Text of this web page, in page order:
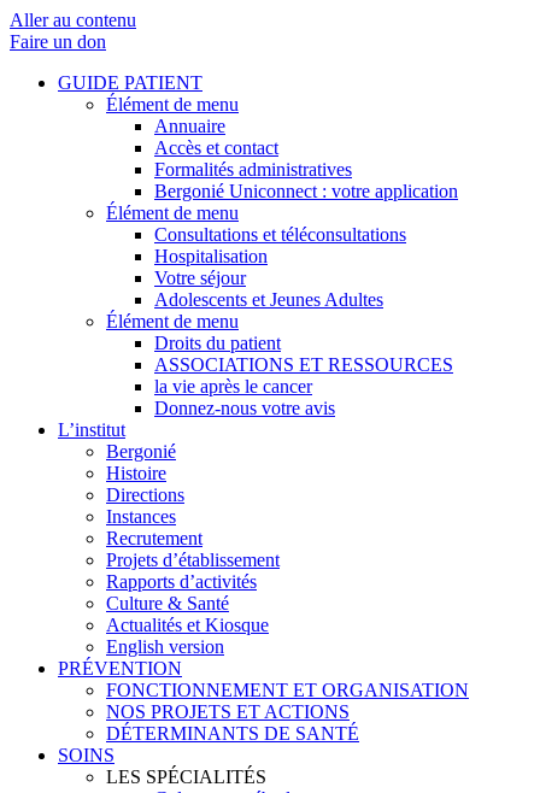
Aller au contenu
Faire un don
GUIDE PATIENT
Élément de menu
Annuaire
Accès et contact
Formalités administratives
Bergonié Uniconnect : votre application
Élément de menu
Consultations et téléconsultations
Hospitalisation
Votre séjour
Adolescents et Jeunes Adultes
Élément de menu
Droits du patient
ASSOCIATIONS ET RESSOURCES
la vie après le cancer
Donnez-nous votre avis
L’institut
Bergonié
Histoire
Directions
Instances
Recrutement
Projets d’établissement
Rapports d’activités
Culture & Santé
Actualités et Kiosque
English version
PRÉVENTION
FONCTIONNEMENT ET ORGANISATION
NOS PROJETS ET ACTIONS
DÉTERMINANTS DE SANTÉ
SOINS
LES SPÉCIALITÉS